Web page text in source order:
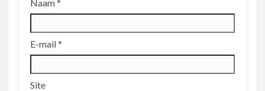
Naam*
E-mail*
Site